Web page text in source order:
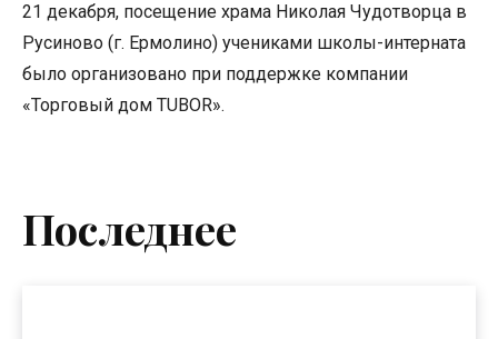
21 декабря, посещение храма Николая Чудотворца в
Русиново (г. Ермолино) учениками школы-интерната
было организовано при поддержке компании
«Торговый дом TUBOR».
Последнее